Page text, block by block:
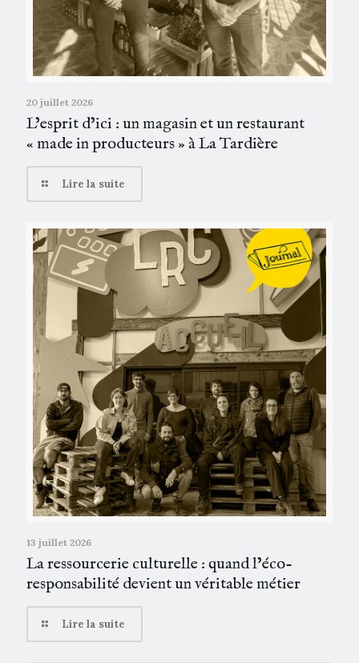
20 juillet 2026
L’esprit d’ici : un magasin et un restaurant
« made in producteurs » à La Tardière
Lire la suite
13 juillet 2026
La ressourcerie culturelle : quand l’éco-
responsabilité devient un véritable métier
Lire la suite